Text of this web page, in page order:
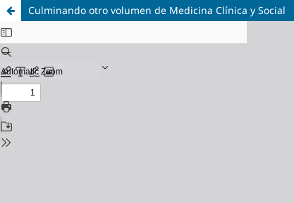
Culminando otro volumen de Medicina Clínica y Social